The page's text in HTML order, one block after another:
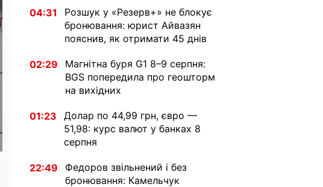
04:31
Розшук у «Резерв+» не блокує
бронювання: юрист Айвазян
пояснив, як отримати 45 днів
02:29
Магнітна буря G1 8–9 серпня:
BGS попередила про геошторм
на вихідних
01:23
Долар по 44,99 грн, євро —
51,98: курс валют у банках 8
серпня
22:49
Федоров звільнений і без
бронювання: Камельчук